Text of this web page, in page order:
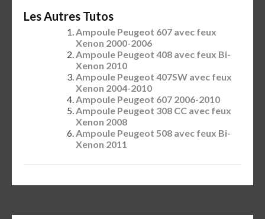
Les Autres Tutos
Ampoule Peugeot 607 avec feux
Xenon 2000-2006
Ampoule Peugeot 408 avec feux Bi-
Xenon 2010
Ampoule Peugeot 407SW avec feux
Xenon 2004-2010
Ampoule Peugeot 607 2006-2010
Ampoule Peugeot 308 CC avec feux
Xenon 2008
Ampoule Peugeot 508 avec feux Bi-
Xenon 2011